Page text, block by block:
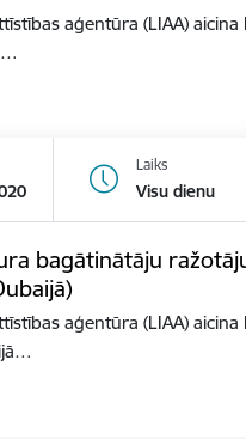
aģentūra (LIAA)
Laiks
Visu dienu
bagātinātāju
aģentūra (LIAA)